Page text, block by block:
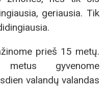
geriausia. Tik
prieš 15 metų.
metus gyvenome
valandų valandas